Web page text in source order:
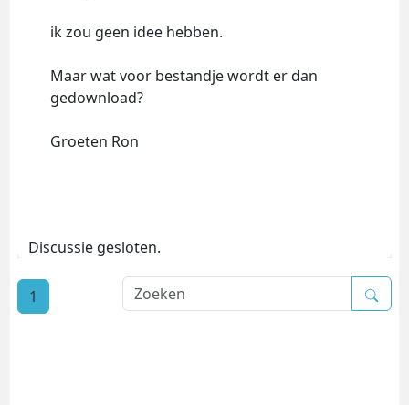
ik zou geen idee hebben.
Maar wat voor bestandje wordt er dan
gedownload?
Groeten Ron
Discussie gesloten.
1